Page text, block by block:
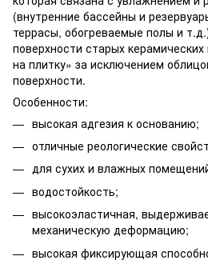
(внутренние бассейны и
террасы, обогреваемые полы и
поверхности старых
на плитку» за исключением
поверхности.
Особенности:
высокая адгезия к основанию;
отличные реологические
для сухих и влажных
водостойкость;
высокоэластичная,
механическую деформацию;
высокая фиксирующая